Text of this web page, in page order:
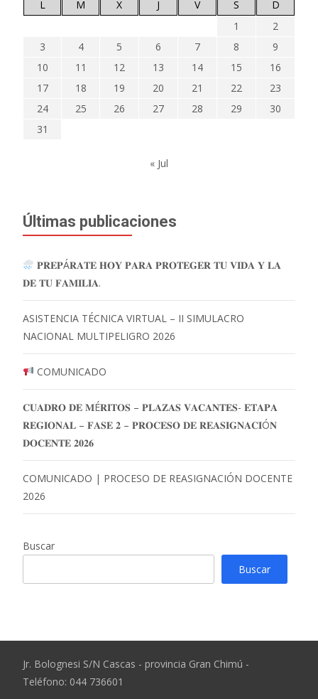
L
M X J V S
D
1
2
3
4 5 6 7 8
9
10
11 12 13 14 15
16
17
18 19 20 21 22
23
24
25 26 27 28 29
30
31
« Jul
Últimas publicaciones
𝐏𝐑𝐄𝐏Á𝐑𝐀𝐓𝐄 𝐇𝐎𝐘 𝐏𝐀𝐑𝐀 𝐏𝐑𝐎𝐓𝐄𝐆𝐄𝐑 𝐓𝐔 𝐕𝐈𝐃𝐀 𝐘 𝐋𝐀
𝐃𝐄 𝐓𝐔 𝐅𝐀𝐌𝐈𝐋𝐈𝐀.
ASISTENCIA TÉCNICA VIRTUAL – II SIMULACRO
NACIONAL MULTIPELIGRO 2026
COMUNICADO
𝐂𝐔𝐀𝐃𝐑𝐎 𝐃𝐄 𝐌É𝐑𝐈𝐓𝐎𝐒 – 𝐏𝐋𝐀𝐙𝐀𝐒 𝐕𝐀𝐂𝐀𝐍𝐓𝐄𝐒- 𝐄𝐓𝐀𝐏𝐀
𝐑𝐄𝐆𝐈𝐎𝐍𝐀𝐋 – 𝐅𝐀𝐒𝐄 𝟐 – 𝐏𝐑𝐎𝐂𝐄𝐒𝐎 𝐃𝐄 𝐑𝐄𝐀𝐒𝐈𝐆𝐍𝐀𝐂𝐈Ó𝐍
𝐃𝐎𝐂𝐄𝐍𝐓𝐄 𝟐𝟎𝟐𝟔
COMUNICADO | PROCESO DE REASIGNACIÓN DOCENTE
2026
Buscar
Buscar
Jr. Bolognesi S/N Cascas - provincia Gran Chimú -
Teléfono: 044 736601